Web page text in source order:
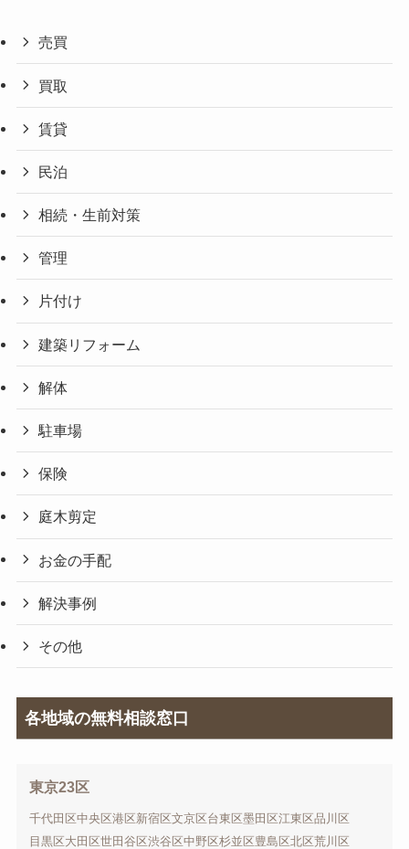
売買
買取
賃貸
民泊
相続・生前対策
管理
片付け
建築リフォーム
解体
駐車場
保険
庭木剪定
お金の手配
解決事例
その他
各地域の無料相談窓口
東京23区
千代田区中央区港区新宿区文京区台東区墨田区江東区品川区
目黒区大田区世田谷区渋谷区中野区杉並区豊島区北区荒川区